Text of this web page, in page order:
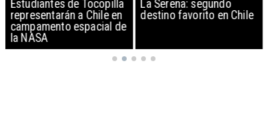
Estudiantes de Tocopilla
representarán a Chile en
campamento espacial de
la NASA
La Serena: segundo
destino favorito en Chile